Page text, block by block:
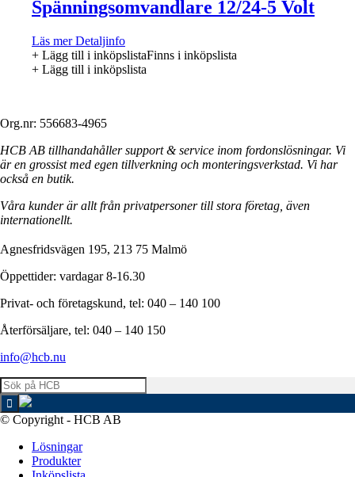
Spänningsomvandlare 12/24-5 Volt
Läs merDetaljinfo
+ Lägg till i inköpslistaFinns i inköpslista
+ Lägg till i inköpslista
Org.nr: 556683-4965
HCB AB tillhandahåller support & service inom fordonslösningar. Vi
är en grossist med egen tillverkning och monteringsverkstad. Vi har
också en butik.
Våra kunder är allt från privatpersoner till stora företag, även
internationellt.
Agnesfridsvägen 195, 213 75 Malmö
Öppettider: vardagar 8-16.30
Privat- och företagskund, tel: 040 – 140 100
Återförsäljare, tel: 040 – 140 150
info@hcb.nu
© Copyright - HCB AB
Lösningar
Produkter